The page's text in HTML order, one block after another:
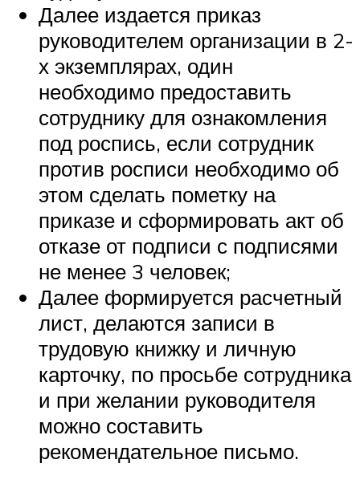
Далее издается приказ
руководителем организации в 2-
х экземплярах, один
необходимо предоставить
сотруднику для ознакомления
под роспись, если сотрудник
против росписи необходимо об
этом сделать пометку на
приказе и сформировать акт об
отказе от подписи с подписями
не менее 3 человек;
Далее формируется расчетный
лист, делаются записи в
трудовую книжку и личную
карточку, по просьбе сотрудника
и при желании руководителя
можно составить
рекомендательное письмо.